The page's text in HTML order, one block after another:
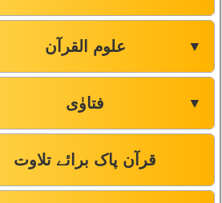
علوم القرآن ▼
فتاوٰی ▼
قرآن پاک برائے تلاوت